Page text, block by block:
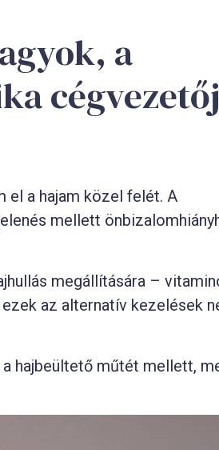
a
a hajam közel felét. A
mellett
megállítására –
az alternatív kezelések
hajbeültető műtét mellett,